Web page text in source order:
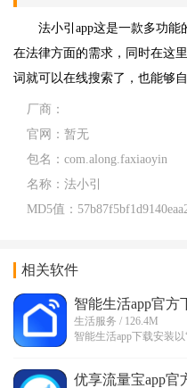
法小引app这是一款多功
在法律方面的需求，同时在这
词就可以在线搜索了，也能够
厂商：
官网： 暂无
包名： com.along.faxiaoyin
名称： 法小引
MD5值：
相关软件
智能生活app官方
生活服务 / 126.4M
智能生活app下载安装
优享流量宝app官